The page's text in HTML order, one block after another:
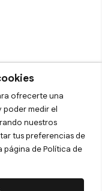
ofrecerte una
poder medir el
nuestros
tus preferencias de
página dePolítica de